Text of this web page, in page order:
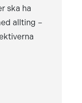
ska ha
allting –